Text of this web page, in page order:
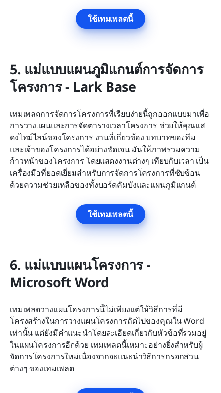
ใช้เทมเพลตนี้
5. แม่แบบแผนภูมิแกนต์การจัดการ
โครงการ - Lark Base
เทมเพลตการจัดการโครงการที่เรียบง่ายนี้ถูกออกแบบมาเพื่อ
การวางแผนและการจัดตารางเวลาโครงการ ช่วยให้คุณแส
ดงไทม์ไลน์ของโครงการ งานที่เกี่ยวข้อง บทบาทของทีม
และเจ้าของโครงการได้อย่างชัดเจน มันให้ภาพรวมความ
ก้าวหน้าของโครงการ โดยแสดงงานต่างๆ เทียบกับเวลา เป็น
เครื่องมือที่ยอดเยี่ยมสำหรับการจัดการโครงการที่ซับซ้อน
ด้วยความช่วยเหลือของทั้งบอร์ดคัมบังและแผนภูมิแกนต์
ใช้เทมเพลตนี้
6. แม่แบบแผนโครงการ -
Microsoft Word
เทมเพลตวางแผนโครงการนี้ไม่เพียงแต่ให้วิธีการที่มี
โครงสร้างในการวางแผนโครงการถัดไปของคุณใน Word
เท่านั้น แต่ยังมีคำแนะนำโดยละเอียดเกี่ยวกับหัวข้อที่รวมอยู่
ในแผนโครงการอีกด้วย เทมเพลตนี้เหมาะอย่างยิ่งสำหรับผู้
จัดการโครงการใหม่เนื่องจากจะแนะนำวิธีการกรอกส่วน
ต่างๆ ของเทมเพลต